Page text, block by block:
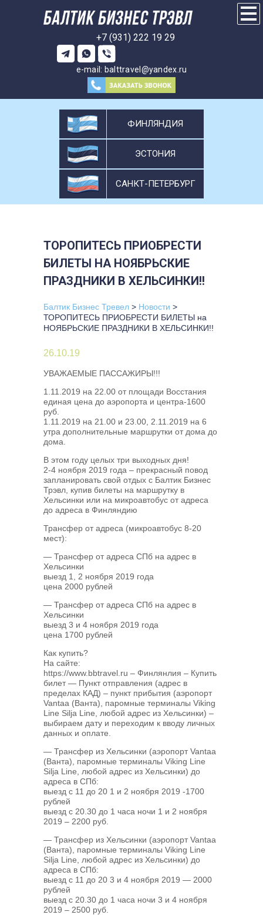
+7 (931) 222 19 29
e-mail: balttravel@yandex.ru
ФИНЛЯНДИЯ
ЭСТОНИЯ
САНКТ-ПЕТЕРБУРГ
ТОРОПИТЕСЬ ПРИОБРЕСТИ
БИЛЕТЫ НА НОЯБРЬСКИЕ
ПРАЗДНИКИ В ХЕЛЬСИНКИ!!
Балтик Бизнес Тревел > Новости >
ТОРОПИТЕСЬ ПРИОБРЕСТИ БИЛЕТЫ на
НОЯБРЬСКИЕ ПРАЗДНИКИ В ХЕЛЬСИНКИ!!
26.10.19
УВАЖАЕМЫЕ ПАССАЖИРЫ!!!
1.11.2019 на 22.00 от площади Восстания
единая цена до аэропорта и центра-1600
руб.
1.11.2019 на 21.00 и 23.00, 2.11.2019 на 6
утра дополнительные маршрутки от дома до
дома.
В этом году целых три выходных дня!
2-4 ноября 2019 года – прекрасный повод
запланировать свой отдых с Балтик Бизнес
Трэвл, купив билеты на маршрутку в
Хельсинки или на микроавтобус от адреса
до адреса в Финляндию
Трансфер от адреса (микроавтобус 8-20
мест):
— Трансфер от адреса СПб на адрес в
Хельсинки
выезд 1, 2 ноября 2019 года
цена 2000 рублей
— Трансфер от адреса СПб на адрес в
Хельсинки
выезд 3 и 4 ноября 2019 года
цена 1700 рублей
Как купить?
На сайте:
https://www.bbtravel.ru – Финлянлия – Купить
билет — Пункт отправления (адрес в
пределах КАД) – пункт прибытия (аэропорт
Vantaa (Ванта), паромные терминалы Viking
Line Silja Line, любой адрес из Хельсинки) –
выбираем дату и переходим к вводу личных
данных и оплате.
— Трансфер из Хельсинки (аэропорт Vantaa
(Ванта), паромные терминалы Viking Line
Silja Line, любой адрес из Хельсинки) до
адреса в СПб:
выезд с 11 до 20 1 и 2 ноября 2019 -1700
рублей
выезд с 20.30 до 1 часа ночи 1 и 2 ноября
2019 – 2200 руб.
— Трансфер из Хельсинки (аэропорт Vantaa
(Ванта), паромные терминалы Viking Line
Silja Line, любой адрес из Хельсинки) до
адреса в СПб:
выезд с 11 до 20 3 и 4 ноября 2019 — 2000
рублей
выезд с 20.30 до 1 часа ночи 3 и 4 ноября
2019 – 2500 руб.